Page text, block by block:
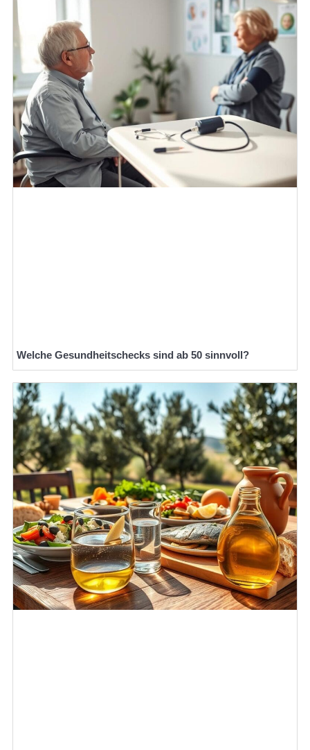
Welche Gesundheitschecks sind ab 50 sinnvoll?